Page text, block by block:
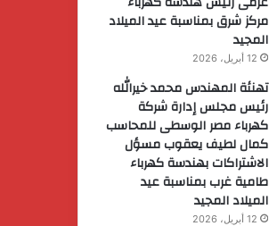
مركز شرق بمناسبة عيد الميلاد
المجيد
12 أبريل، 2026
تهنئة المهندس محمد خيرالله
رئيس مجلس إدارة شركة
كهرباء مصر الوسطى للمحاسب
كمال لطيف يعقوب مسؤل
الاشتراكات بهندسة كهرباء
طامية غرب بمناسبة عيد
الميلاد المجيد
12 أبريل، 2026